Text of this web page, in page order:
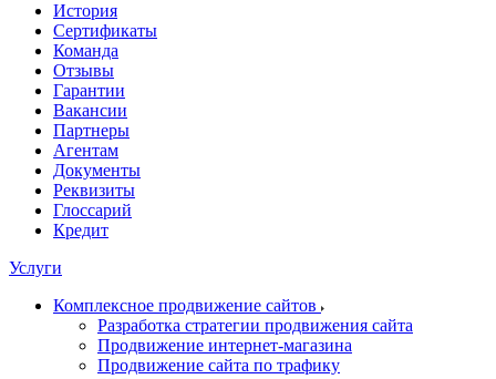
История
Сертификаты
Команда
Отзывы
Гарантии
Вакансии
Партнеры
Агентам
Документы
Реквизиты
Глоссарий
Кредит
Услуги
Комплексное продвижение сайтов
Разработка стратегии продвижения сайта
Продвижение интернет-магазина
Продвижение сайта по трафику